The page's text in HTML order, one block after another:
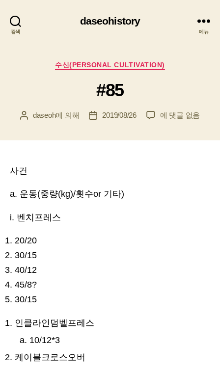
검색
daseohistory
메뉴
카
고
리
수신(PERSONAL CULTIVATION)
#85
게
자
daseoh에 의해
게
2019/08/26 #85
에 댓글 없음
사건
a. 운동(중량(kg)/횟수or 기타)
i. 벤치프레스
20/20
30/15
40/12
45/8?
30/15
인클라인덤벨프레스
10/12*3
케이블크로스오버